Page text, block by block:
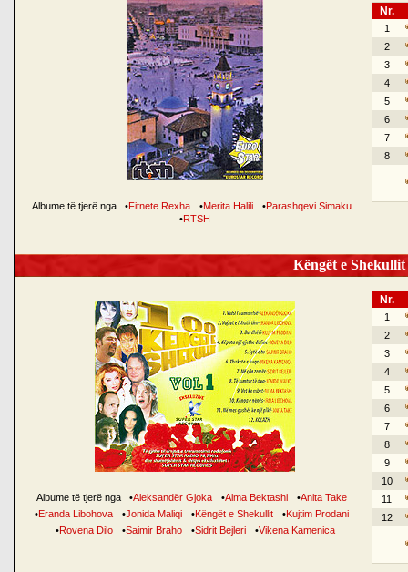
Albume të tjerë nga •Fitnete Rexha •Merita Halili •Parashqevi Simaku
•RTSH
Nr.
1
2
3
4
5
6
7
8
Këngët e
Albume të tjerë nga •Aleksandër Gjoka •Alma Bektashi •Anita Take
•Eranda Libohova •Jonida Maliqi •Këngët e Shekullit •Kujtim Prodani
•Rovena Dilo •Saimir Braho •Sidrit Bejleri •Vikena Kamenica
Nr.
1
2
3
4
5
6
7
8
9
10
11
12